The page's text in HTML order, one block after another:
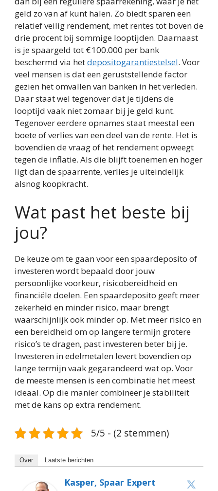
geld zo van af kunt halen. Zo biedt sparen een
relatief veilig rendement, met rentes tot boven de
drie procent bij sommige looptijden. Daarnaast
is je spaargeld tot € 100.000 per bank
beschermd via hetdepositogarantiestelsel. Voor
veel mensen is dat een geruststellende factor
gezien het omvallen van banken in het verleden.
Daar staat wel tegenover dat je tijdens de
looptijd vaak niet zomaar bij je geld kunt.
Tegenover eerdere opnames staat meestal een
boete of verlies van een deel van de rente. Het is
bovendien de vraag of het rendement opweegt
tegen de inflatie. Als die blijft toenemen en hoger
ligt dan de spaarrente, verlies je uiteindelijk
alsnog koopkracht.
Wat past het beste bij
jou?
De keuze om te gaan voor een spaardeposito of
investeren wordt bepaald door jouw
persoonlijke voorkeur, risicobereidheid en
financiële doelen. Een spaardeposito geeft meer
zekerheid en minder risico, maar brengt
waarschijnlijk ook minder op. Met meer risico en
een bereidheid om op langere termijn grotere
risico’s te dragen, past investeren beter bij je.
Investeren in edelmetalen levert bovendien op
lange termijn vaak gegarandeerd wat op. Voor
de meeste mensen is een combinatie het meest
ideaal. Op die manier combineer je stabiliteit
met de kans op extra rendement.
5/5 - (2 stemmen)
Over Laatste berichten
Kasper, Spaar Expert